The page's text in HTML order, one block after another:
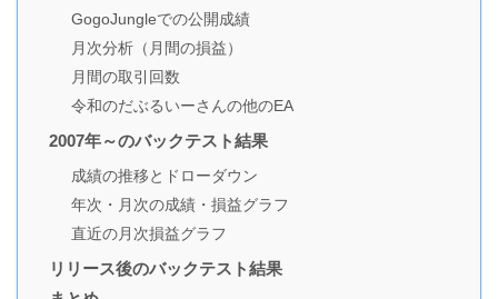
GogoJungleでの公開成績
月次分析（月間の損益）
月間の取引回数
令和のだぶるいーさんの他のEA
2007年～のバックテスト結果
成績の推移とドローダウン
年次・月次の成績・損益グラフ
直近の月次損益グラフ
リリース後のバックテスト結果